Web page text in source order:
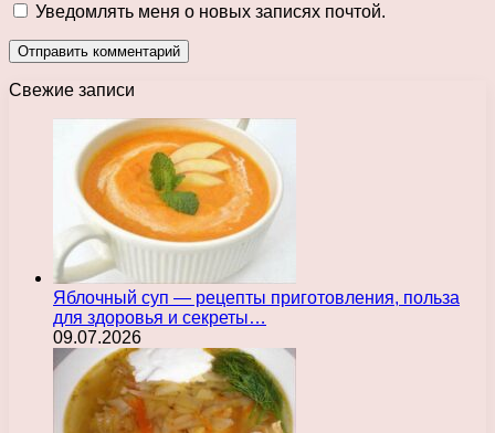
Уведомлять меня о новых записях почтой.
Свежие записи
Яблочный суп — рецепты приготовления, польза
для здоровья и секреты…
09.07.2026